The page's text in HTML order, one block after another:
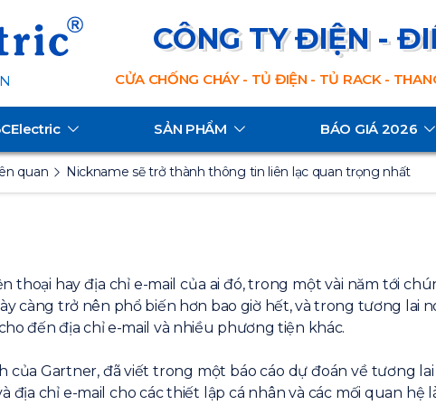
CÔNG TY ĐIỆN -
CỬA CHỐNG CHÁY - TỦ ĐIỆN - TỦ RACK -
SẢN PHẨM BÁO GIÁ 2026
quan Nickname sẽ trở thành thông tin liên lạc quan trọng nhất
thoại hay địa chỉ e-mail của ai đó, trong một vài năm tới
càng trở nên phổ biến hơn bao giờ hết, và trong tương
đến địa chỉ e-mail và nhiều phương tiện khác.
của Gartner, đã viết trong một báo cáo dự đoán về tương
địa chỉ e-mail cho các thiết lập cá nhân và các mối quan hệ